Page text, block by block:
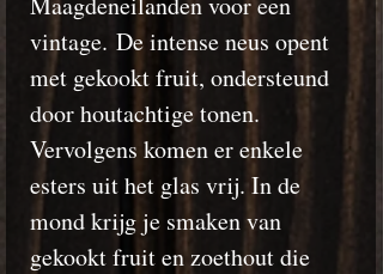
vintage. De intense neus opent
met gekookt fruit, ondersteund
door houtachtige tonen.
Vervolgens komen er enkele
esters uit het glas vrij. In de
mond krijg je smaken van
gekookt fruit en zoethout die